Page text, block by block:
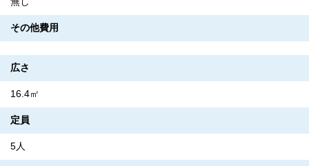
その他費用
広さ
16.4㎡
定員
5人